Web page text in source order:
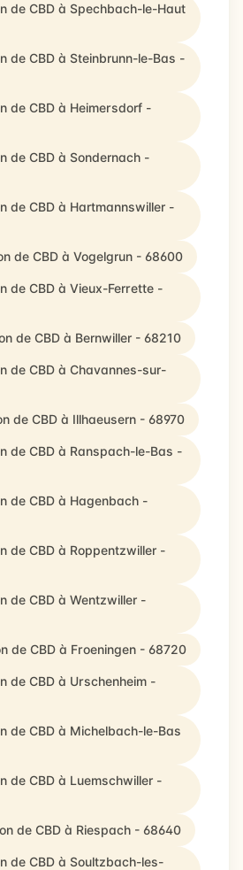
de CBD à Spechbach-le-Haut
de CBD à Steinbrunn-le-Bas -
de CBD à Heimersdorf -
de CBD à Sondernach -
de CBD à Hartmannswiller -
de CBD à Vogelgrun - 68600
de CBD à Vieux-Ferrette -
de CBD à Bernwiller - 68210
de CBD à Chavannes-sur-
de CBD à Illhaeusern - 68970
de CBD à Ranspach-le-Bas -
de CBD à Hagenbach -
de CBD à Roppentzwiller -
de CBD à Wentzwiller -
de CBD à Froeningen - 68720
de CBD à Urschenheim -
de CBD à Michelbach-le-Bas
de CBD à Luemschwiller -
de CBD à Riespach - 68640
de CBD à Soultzbach-les-